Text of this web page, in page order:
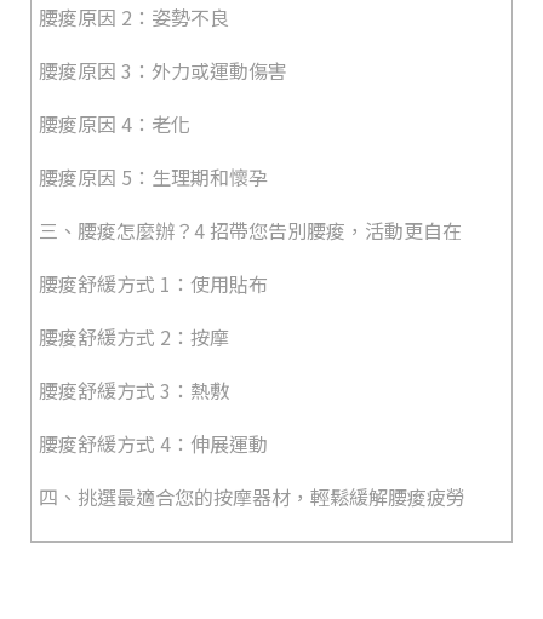
腰痠原因 2：姿勢不良
腰痠原因 3：外力或運動傷害
腰痠原因 4：老化
腰痠原因 5：生理期和懷孕
三、腰痠怎麼辦？4 招帶您告別腰痠，活動更自在
腰痠舒緩方式 1：使用貼布
腰痠舒緩方式 2：按摩
腰痠舒緩方式 3：熱敷
腰痠舒緩方式 4：伸展運動
四、挑選最適合您的按摩器材，輕鬆緩解腰痠疲勞